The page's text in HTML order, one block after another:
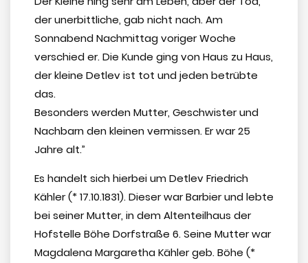
der unerbittliche, gab nicht nach. Am
Sonnabend Nachmittag voriger Woche
verschied er. Die Kunde ging von Haus zu Haus,
der kleine Detlev ist tot und jeden betrübte
das.
Besonders werden Mutter, Geschwister und
Nachbarn den kleinen vermissen. Er war 25
Jahre alt.”
Es handelt sich hierbei um Detlev Friedrich
Kähler (* 17.10.1831). Dieser war Barbier und lebte
bei seiner Mutter, in dem Altenteilhaus der
Hofstelle Böhe Dorfstraße 6. Seine Mutter war
Magdalena Margaretha Kähler geb. Böhe (*